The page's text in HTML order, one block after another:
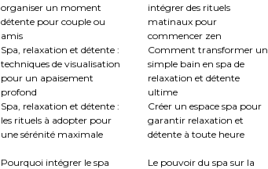
organiser un moment
détente pour couple ou
amis
intégrer des rituels
matinaux pour
commencer zen
Spa, relaxation et détente :
techniques de visualisation
pour un apaisement
profond
Comment transformer un
simple bain en spa de
relaxation et détente
ultime
Spa, relaxation et détente :
les rituels à adopter pour
une sérénité maximale
Créer un espace spa pour
garantir relaxation et
détente à toute heure
Pourquoi intégrer le spa
Le pouvoir du spa sur la